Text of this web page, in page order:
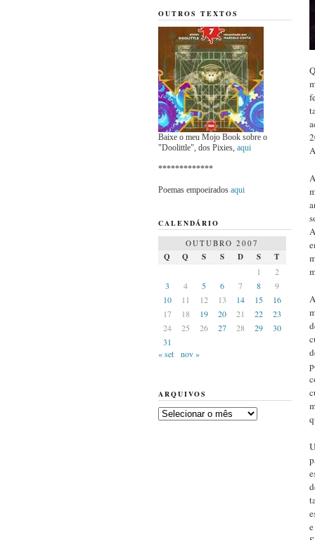
OUTROS TEXTOS
Baixe o meu Mojo Book sobre o
"Doolittle", dos Pixies, aqui
*************
Poemas empoeirados aqui
CALENDÁRIO
OUTUBRO 2007
Q Q S S D S
T
1
2
3
4 5 6 7 8
9
10
11 12 13 14 15
16
17
18 19 20 21 22
23
24
25 26 27 28 29
30
31
« set
nov »
ARQUIVOS
Arquivos